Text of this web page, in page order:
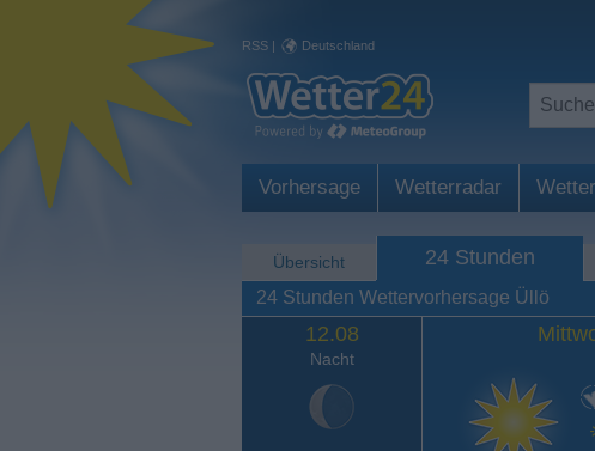
RSS | Deutschland
Vorhersage Wetterradar
Übersicht 24 Stunden
24 Stunden Wettervorhersage Üllö
12.08
Nacht